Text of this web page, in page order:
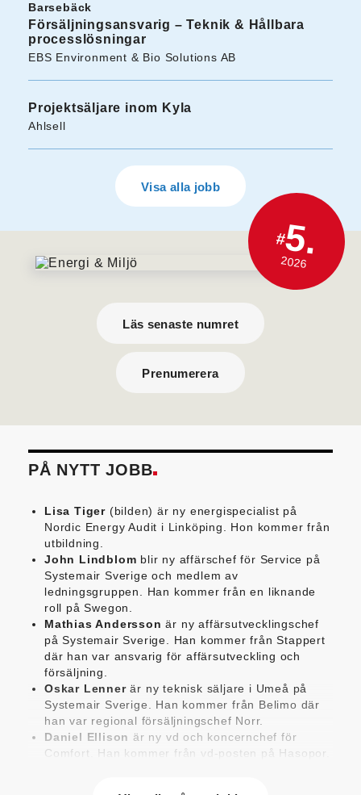
Barsebäck
Försäljningsansvarig – Teknik & Hållbara
processlösningar
EBS Environment & Bio Solutions AB
Projektsäljare inom Kyla
Ahlsell
Visa alla jobb
#5.
2026
Läs senaste numret
Prenumerera
PÅ NYTT JOBB
Lisa Tiger (bilden) är ny energispecialist på
Nordic Energy Audit i Linköping. Hon kommer från
utbildning.
John Lindblom blir ny affärschef för Service på
Systemair Sverige och medlem av
ledningsgruppen. Han kommer från en liknande
roll på Swegon.
Mathias Andersson är ny affärsutvecklingschef
på Systemair Sverige. Han kommer från Stappert
där han var ansvarig för affärsutveckling och
försäljning.
Oskar Lennerär ny teknisk säljare i Umeå på
Systemair Sverige. Han kommer från Belimo där
han var regional försäljningschef Norr.
Daniel Ellison är ny vd och koncernchef för
Comfort. Han kommer från vd-posten på Hasopor.